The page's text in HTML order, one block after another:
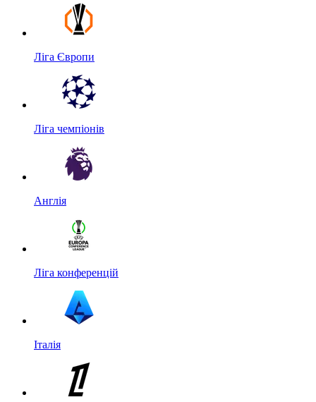
Ліга Європи
Ліга чемпіонів
Англія
Ліга конференцій
Італія